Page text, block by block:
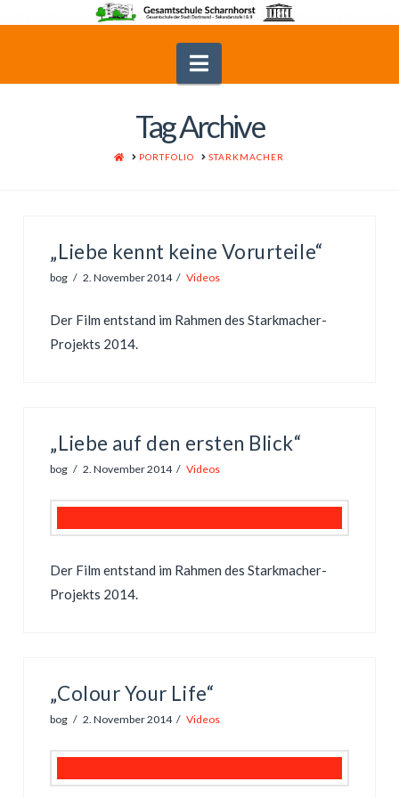
Navigation
Tag Archive
HOMEPORTFOLIO STARKMACHER
„Liebe kennt keine Vorurteile“
bog 2. November 2014 Videos
Der Film entstand im Rahmen des Starkmacher-
Projekts 2014.
„Liebe auf den ersten Blick“
bog 2. November 2014 Videos
Der Film entstand im Rahmen des Starkmacher-
Projekts 2014.
„Colour Your Life“
bog 2. November 2014 Videos